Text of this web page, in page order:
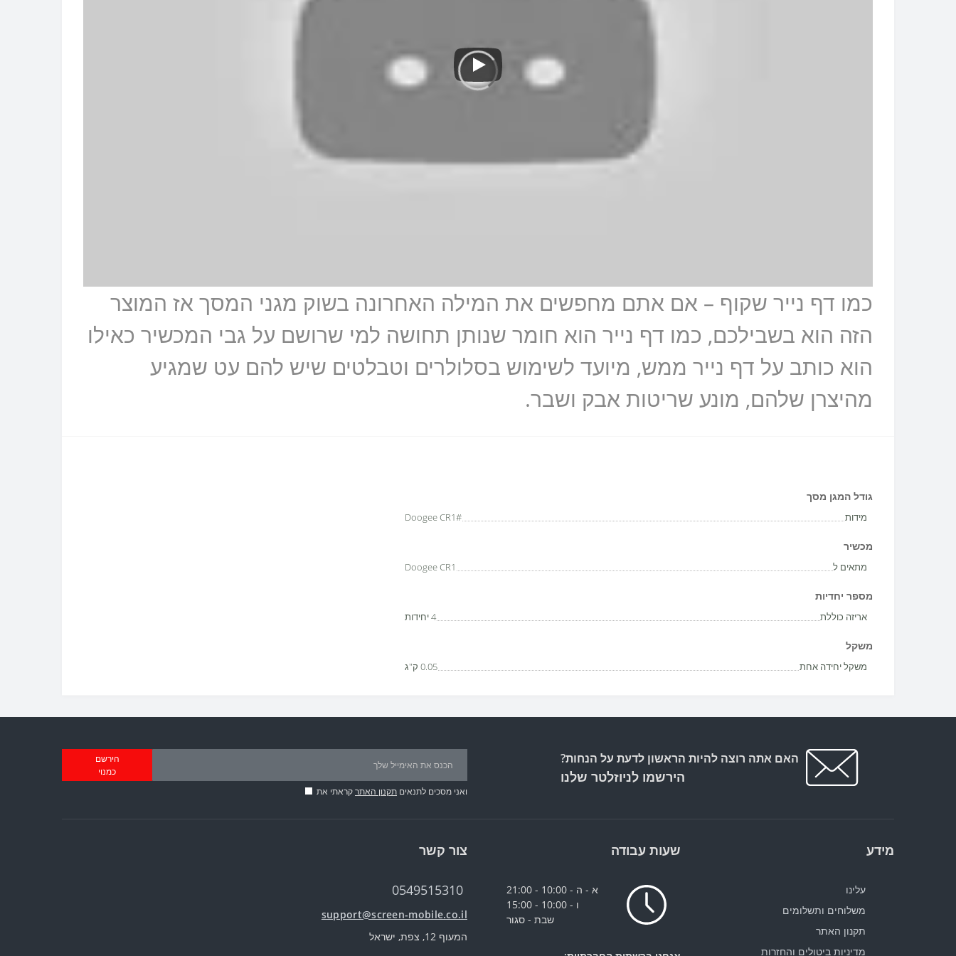
כמו דף נייר שקוף – אם אתם מחפשים את המילה האחרונה בשוק מגני המסך אז המוצר
הזה הוא בשבילכם, כמו דף נייר הוא חומר שנותן תחושה למי שרושם על גבי המכשיר כאילו
הוא כותב על דף נייר ממש, מיועד לשימוש בסלולרים וטבלטים שיש להם עט שמגיע
מהיצרן שלהם, מונע שריטות אבק ושבר.
גודל המגן מסך
מידות Doogee CR1#
מכשיר
מתאים ל Doogee CR1
מספר יחדיות
אריזה כוללת 4 יחידות
משקל
משקל יחידה אחת 0.05 ק"ג
האם אתה רוצה להיות הראשון לדעת על הנחות?
הירשמו לניוזלטר שלנו
הירשם
כמנוי
ואני מסכים לתנאים תקנון האתרקראתי את
מידע
עלינו
משלוחים ותשלומים
תקנון האתר
מדיניות ביטולים והחזרות
שעות עבודה
א - ה - 10:00 - 21:00
ו - 10:00 - 15:00
שבת - סגור
צור קשר
0549515310
support@screen-mobile.co.il
המעוף 12, צפת, ישראל